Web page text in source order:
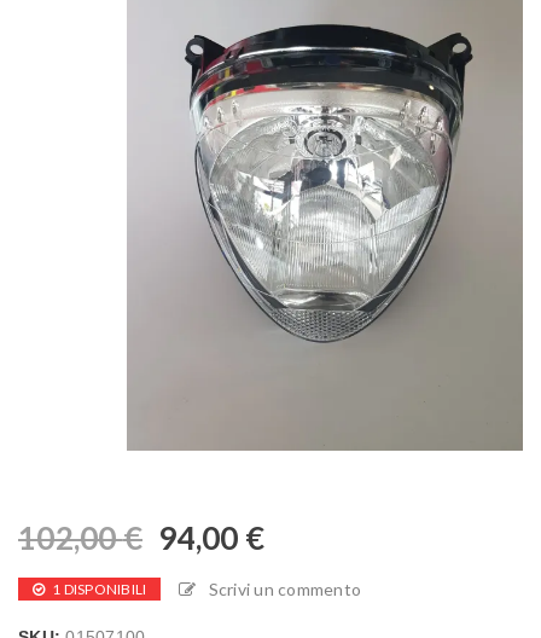
102,00€ 94,00 €
1 DISPONIBILI Scrivi un commento